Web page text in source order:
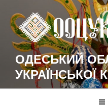
содержимому
ОДЕСЬКИЙ
УКРАЇНСЬКОЇ